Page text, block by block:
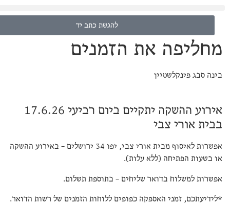
להגשת כתב יד
מחליפה את הזמנים
בינה סבג פינקלשטיין
אירוע ההשקה יתקיים ביום רביעי 17.6.26
בבית אורי צבי
אפשרות לאיסוף מבית אורי צבי, יפו 34 ירושלים – באירוע ההשקה
או בשעות הפתיחה (ללא עלות).
אפשרות למשלוח בדואר שליחים – בתוספת תשלום.
*לידיעתכם, זמני האספקה כפופים ללוחות הזמנים של רשות הדואר.